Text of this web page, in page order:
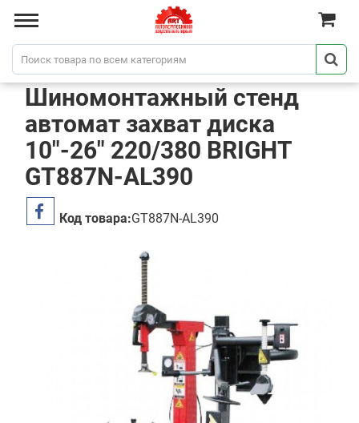
Шиномонтажный стенд
автомат захват диска
10"-26" 220/380 BRIGHT
GT887N-AL390
Код товара:GT887N-AL390